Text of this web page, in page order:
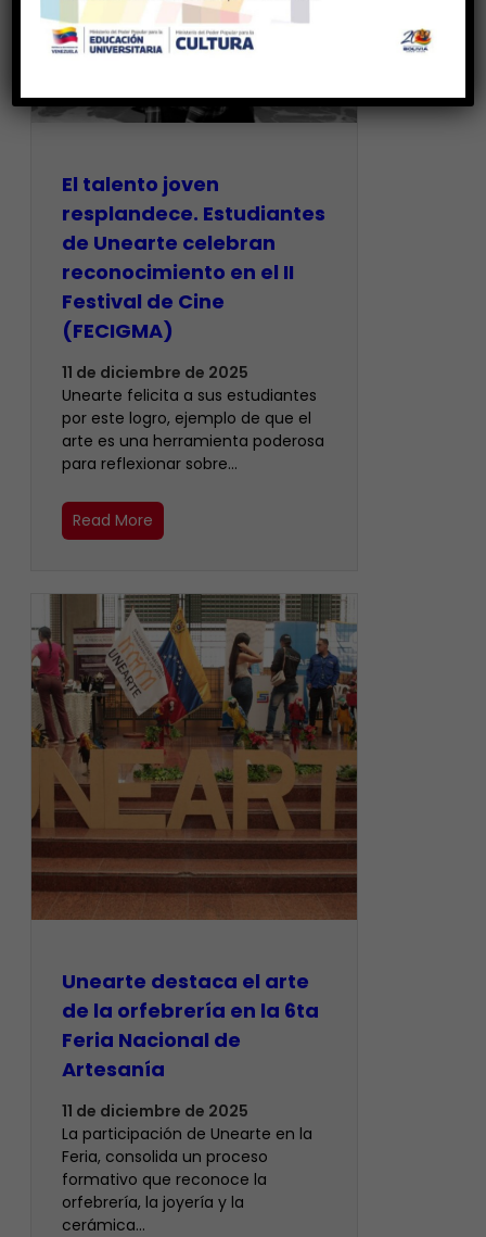
El talento joven
resplandece. Estudiantes
de Unearte celebran
reconocimiento en el II
Festival de Cine
(FECIGMA)
11 de diciembre de 2025
Unearte felicita a sus estudiantes
por este logro, ejemplo de que el
arte es una herramienta poderosa
para reflexionar sobre…
Read More
Unearte destaca el arte
de la orfebrería en la 6ta
Feria Nacional de
Artesanía
11 de diciembre de 2025
La participación de Unearte en la
Feria, consolida un proceso
formativo que reconoce la
orfebrería, la joyería y la
cerámica…